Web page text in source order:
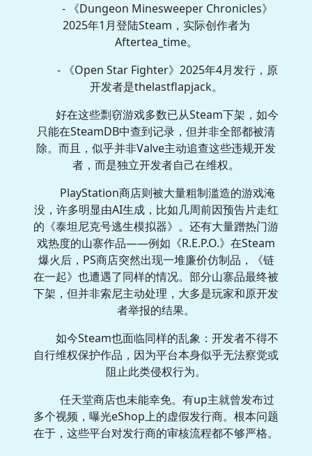
- 《Dungeon Minesweeper Chronicles》
2025年1月登陆Steam，实际创作者为
Aftertea_time。
- 《Open Star Fighter》2025年4月发行，原
开发者是thelastflapjack。
好在这些剽窃游戏多数已从Steam下架，如今
只能在SteamDB中查到记录，但并非全部都被清
除。而且，似乎并非Valve主动追查这些违规开发
者，而是独立开发者自己在维权。
PlayStation商店则被大量粗制滥造的游戏淹
没，许多明显由AI生成，比如几周前因预告片走红
的《泰坦尼克号逃生模拟器》。还有大量蹭热门游
戏热度的山寨作品——例如《R.E.P.O.》在Steam
爆火后，PS商店突然出现一堆廉价仿制品，《链
在一起》也遭遇了同样的情况。部分山寨品最终被
下架，但并非索尼主动处理，大多是玩家和原开发
者举报的结果。
如今Steam也面临同样的乱象：开发者不得不
自行维权保护作品，因为平台本身似乎无法察觉或
阻止此类侵权行为。
任天堂商店也未能幸免。有up主就曾发布过
多个视频，曝光eShop上的虚假发行商。根本问题
在于，这些平台对发行商的审核流程都不够严格。